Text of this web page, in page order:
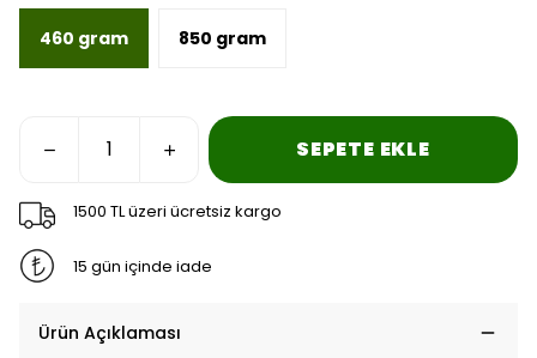
460 gram 850 gram
SEPETE EKLE
1500 TL üzeri ücretsiz kargo
15 gün içinde iade
Ürün Açıklaması